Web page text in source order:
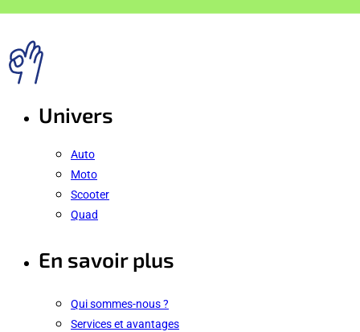
Univers
Auto
Moto
Scooter
Quad
En savoir plus
Qui sommes-nous ?
Services et avantages